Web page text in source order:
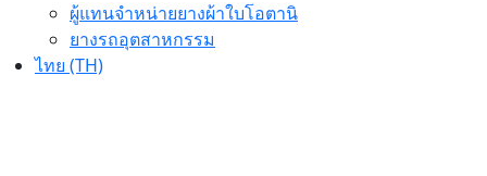
ผู้แทนจำหน่ายยางผ้าใบโอตานิ
ยางรถอุตสาหกรรม
ไทย (TH)